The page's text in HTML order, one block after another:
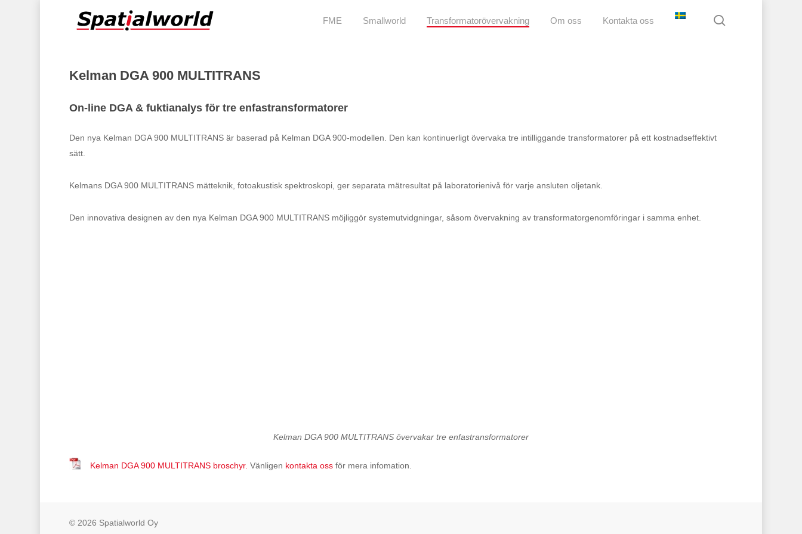
Hit enter to search or ESC to close
FME Smallworld Transformatorövervakning Om oss Kontakta oss
Kelman DGA 900 MULTITRANS
On-line DGA & fuktianalys för tre enfastransformatorer
Den nya Kelman DGA 900 MULTITRANS är baserad på Kelman DGA 900-modellen. Den kan kontinuerligt övervaka tre intilliggande transformatorer på ett kostnadseffektivt
sätt.
Kelmans DGA 900 MULTITRANS mätteknik, fotoakustisk spektroskopi, ger separata mätresultat på laboratorienivå för varje ansluten oljetank.
Den innovativa designen av den nya Kelman DGA 900 MULTITRANS möjliggör systemutvidgningar, såsom övervakning av transformatorgenomföringar i samma enhet.
Kelman DGA 900 MULTITRANS övervakar tre enfastransformatorer
Kelman DGA 900 MULTITRANS broschyr. Vänligen kontakta ossför mera infomation.
© 2026 Spatialworld Oy